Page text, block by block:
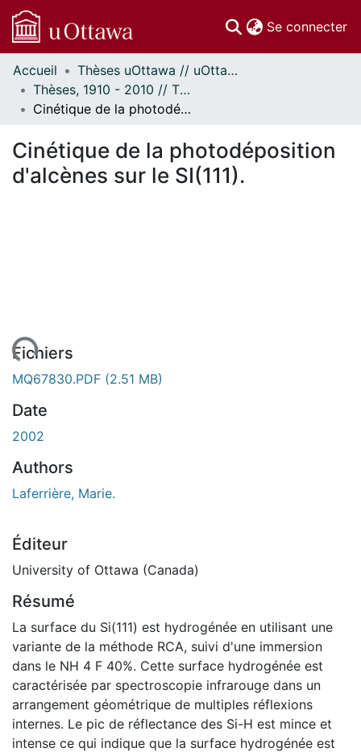
Se connecter
Communautés
et collections
Parcourir
À propos
Accueil
Thèses uOttawa // uOttawa Theses
Thèses, 1910 - 2010 // Theses, 1910 - 2010
Cinétique de la photodéposition d'alcènes sur le SI(111).
Cinétique de la photodéposition
d'alcènes sur le SI(111).
Fichiers
MQ67830.PDF (2.51 MB)
Date
2002
Authors
Laferrière, Marie.
Éditeur
University of Ottawa (Canada)
Résumé
La surface du Si(111) est hydrogénée en utilisant une
variante de la méthode RCA, suivi d'une immersion
dans le NH 4 F 40%. Cette surface hydrogénée est
caractérisée par spectroscopie infrarouge dans un
arrangement géométrique de multiples réflexions
internes. Le pic de réflectance des Si-H est mince et
intense ce qui indique que la surface hydrogénée est